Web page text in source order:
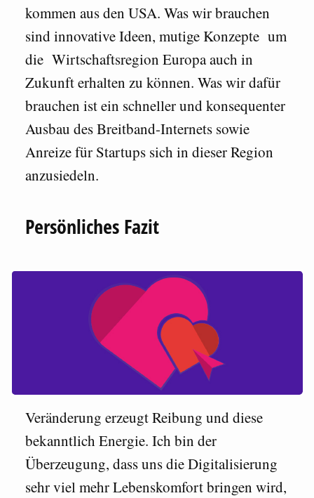
kommen aus den USA. Was wir brauchen
sind innovative Ideen, mutige Konzepte um
die Wirtschaftsregion Europa auch in
Zukunft erhalten zu können. Was wir dafür
brauchen ist ein schneller und konsequenter
Ausbau des Breitband-Internets sowie
Anreize für Startups sich in dieser Region
anzusiedeln.
Persönliches Fazit
Veränderung erzeugt Reibung und diese
bekanntlich Energie. Ich bin der
Überzeugung, dass uns die Digitalisierung
sehr viel mehr Lebenskomfort bringen wird,